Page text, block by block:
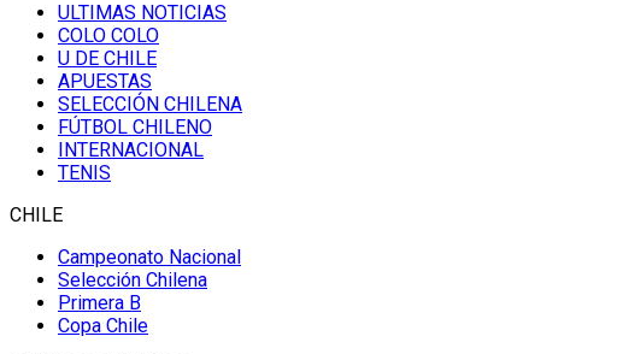
ULTIMAS NOTICIAS
COLO COLO
U DE CHILE
APUESTAS
SELECCIÓN CHILENA
FÚTBOL CHILENO
INTERNACIONAL
TENIS
CHILE
Campeonato Nacional
Selección Chilena
Primera B
Copa Chile